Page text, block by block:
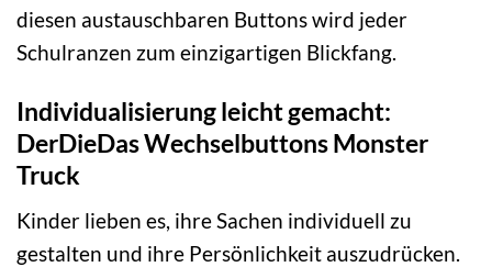
diesen austauschbaren Buttons wird jeder
Schulranzen zum einzigartigen Blickfang.
Individualisierung leicht gemacht:
DerDieDas Wechselbuttons Monster
Truck
Kinder lieben es, ihre Sachen individuell zu
gestalten und ihre Persönlichkeit auszudrücken.